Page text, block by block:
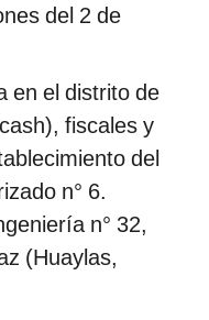
del 2 de
en el distrito de
fiscales y
del
n° 6.
n° 32,
(Huaylas,